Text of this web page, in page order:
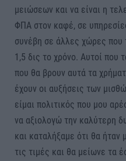
μειώσεων και να είναι η
ΦΠΑ στον καφέ, σε
συνέβη σε άλλες χώρες που
1,5 δις το χρόνο. Αυτοί που
που θα βρουν αυτά τα
έχουν οι αυξήσεις των
είμαι πολιτικός που μου
να αξιολογώ την καλύτερη
και καταλήξαμε ότι θα
τις τιμές και θα μείωνε τα